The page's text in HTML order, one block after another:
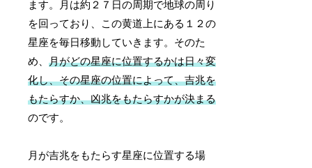
ます。月は約２７日の周期で地球の周り
を回っており、この黄道上にある１２の
星座を毎日移動していきます。そのた
め、月がどの星座に位置するかは日々変
化し、その星座の位置によって、吉兆を
もたらすか、凶兆をもたらすかが決まる
のです。
月が吉兆をもたらす星座に位置する場